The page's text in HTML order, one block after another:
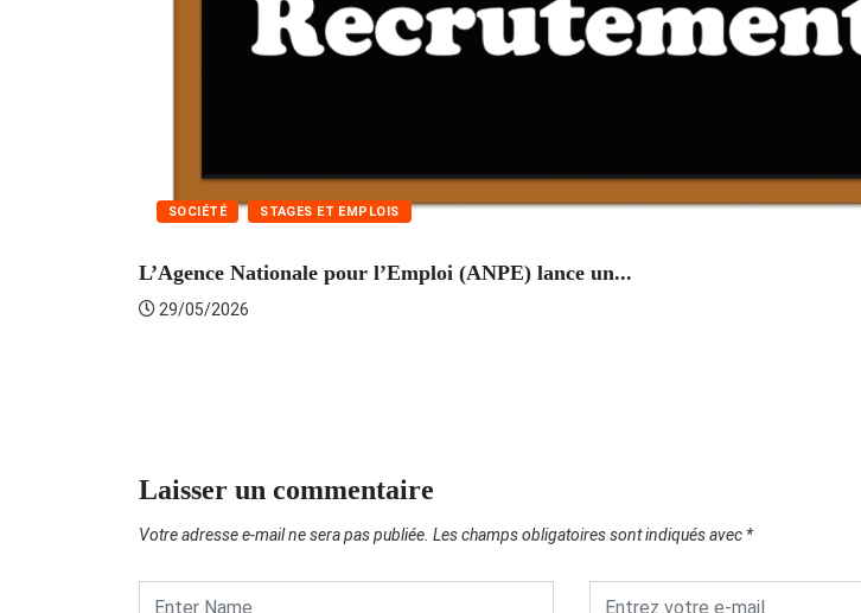
SOCIÉTÉ STAGES ET EMPLOIS
L’Agence Nationale pour l’Emploi (ANPE) lance un...
29/05/2026
Laisser un commentaire
Votre adresse e-mail ne sera pas publiée. Les champs obligatoires sont indiqués avec *